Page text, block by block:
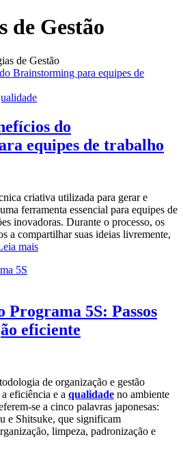
de Gestão
de Gestão
do
equipes de trabalho
criativa utilizada para gerar e
ferramenta essencial para equipes de
inovadoras. Durante o processo, os
a compartilhar suas ideias livremente,
mais
Programa 5S: Passos
eficiente
de organização e gestão
eficiência e a qualidade no ambiente
se a cinco palavras japonesas:
e Shitsuke, que significam
limpeza, padronização e